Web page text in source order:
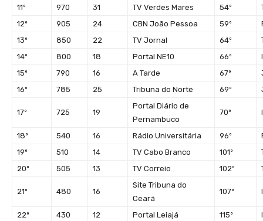
11º 970 31 TV Verdes Mares 54º
12º
905 24 CBN João Pessoa 59º
13º
850 22 TV Jornal 64º
14º
800 18 Portal NE10 66º
15º
790 16 A Tarde 67º
16º
785 25 Tribuna do Norte 69º
17º 725 19
Portal Diário de
Pernambuco
70º
18º 540 16 Rádio Universitária 96º
19º
510 14 TV Cabo Branco 101º
20º
505 13 TV Correio 102º
21º 480 16
Site Tribuna do
Ceará
107º
22º 430 12 Portal Leiajá 115º